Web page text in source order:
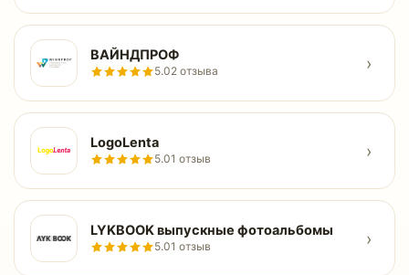
ВАЙНДПРОФ
5.02 отзыва ›
LogoLenta
5.01 отзыв ›
LYKBOOK выпускные фотоальбомы
5.01 отзыв ›